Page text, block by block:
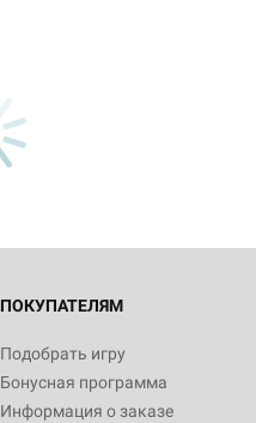
ПОКУПАТЕЛЯМ
Подобрать игру
Бонусная программа
Информация о заказе